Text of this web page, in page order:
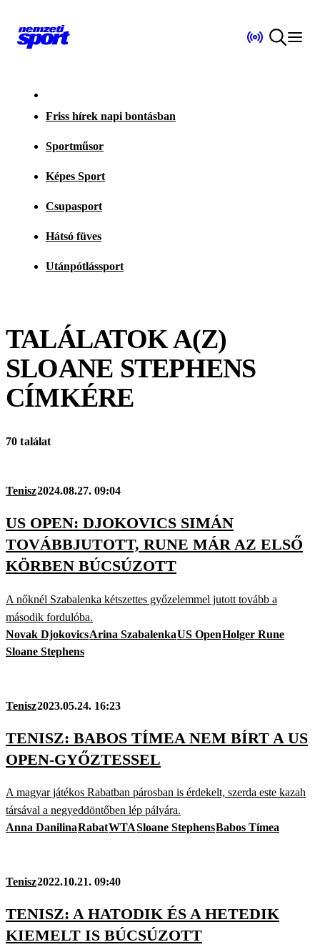
Friss hírek napi bontásban
Sportműsor
Képes Sport
Csupasport
Hátsó füves
Utánpótlássport
TALÁLATOK A(Z)
SLOANE STEPHENS
CÍMKÉRE
70 találat
Tenisz2024.08.27. 09:04
US OPEN: DJOKOVICS SIMÁN
TOVÁBBJUTOTT, RUNE MÁR AZ ELSŐ
KÖRBEN BÚCSÚZOTT
A nőknél Szabalenka kétszettes győzelemmel jutott tovább a
második fordulóba.
Novak DjokovicsArina SzabalenkaUS OpenHolger Rune
Sloane Stephens
Tenisz2023.05.24. 16:23
TENISZ: BABOS TÍMEA NEM BÍRT A US
OPEN-GYŐZTESSEL
A magyar játékos Rabatban párosban is érdekelt, szerda este kazah
társával a negyeddöntőben lép pályára.
Anna DanilinaRabatWTASloane StephensBabos Tímea
Tenisz2022.10.21. 09:40
TENISZ: A HATODIK ÉS A HETEDIK
KIEMELT IS BÚCSÚZOTT